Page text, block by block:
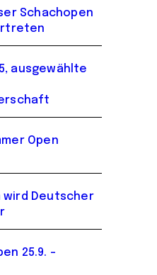
Schachopen
ausgewählte
Open
wird Deutscher
25.9. –